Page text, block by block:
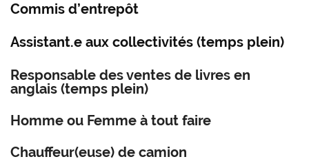
Commis d’entrepôt
Assistant.e aux collectivités (temps plein)
Responsable des ventes de livres en
anglais (temps plein)
Homme ou Femme à tout faire
Chauffeur(euse) de camion